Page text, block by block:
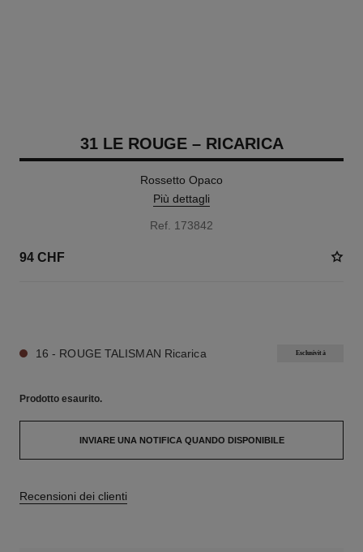
31 LE ROUGE – RICARICA
Rossetto Opaco
Più dettagli
Ref. 173842
94 CHF
16 - ROUGE TALISMAN Ricarica Esclusività
Prodotto esaurito.
INVIARE UNA NOTIFICA QUANDO DISPONIBILE
Recensioni dei clienti